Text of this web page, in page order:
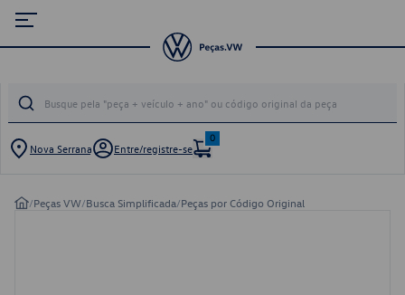
Nova Serrana Entre/registre-se
0
/Peças VW/Busca Simplificada/Peças por Código Original